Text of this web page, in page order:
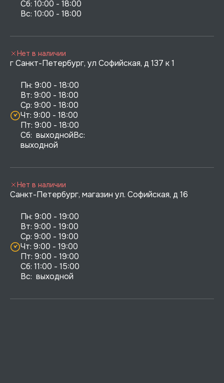
Сб: 10:00 - 18:00
г Санкт-Петербург, ул Софийская, д 137 к 1
Пн: 9:00 - 18:00
Вт: 9:00 - 18:00
Ср: 9:00 - 18:00
Чт: 9:00 - 18:00
Пт: 9:00 - 18:00
Сб:  выходнойВс:
выходной
Нет в наличии
Санкт-Петербург, магазин ул. Софийская, д 16
Пн: 9:00 - 19:00
Вт: 9:00 - 19:00
Ср: 9:00 - 19:00
Чт: 9:00 - 19:00
Пт: 9:00 - 19:00
Сб: 11:00 - 15:00
Вс:  выходной
Нет в наличии